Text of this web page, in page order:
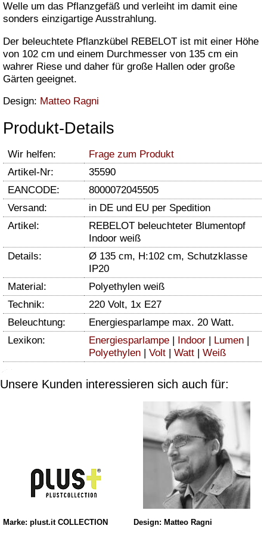
Welle um das Pflanzgefäß und verleiht im damit eine
sonders einzigartige Ausstrahlung.
Der beleuchtete Pflanzkübel REBELOT ist mit einer Höhe
von 102 cm und einem Durchmesser von 135 cm ein
wahrer Riese und daher für große Hallen oder große
Gärten geeignet.
Design: Matteo Ragni
Produkt-Details
Wir helfen:
Frage zum Produkt
Artikel-Nr:
35590
EANCODE:
8000072045505
Versand:
in DE und EU per Spedition
Artikel:
REBELOT beleuchteter Blumentopf
Indoor weiß
Details:
Ø 135 cm, H:102 cm, Schutzklasse
IP20
Material:
Polyethylen weiß
Technik:
220 Volt, 1x E27
Beleuchtung:
Energiesparlampe max. 20 Watt.
Lexikon:
Energiesparlampe | Indoor | Lumen |
Polyethylen | Volt | Watt | Weiß
Unsere Kunden interessieren sich auch für:
Marke: plust.it COLLECTION Design: Matteo Ragni